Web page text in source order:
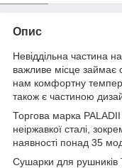
Опис
Невіддільна частина
важливе місце займає
нам комфортну
також є частиною
Торгова марка
неіржавкої сталі,
наявності понад 35
Сушарки для